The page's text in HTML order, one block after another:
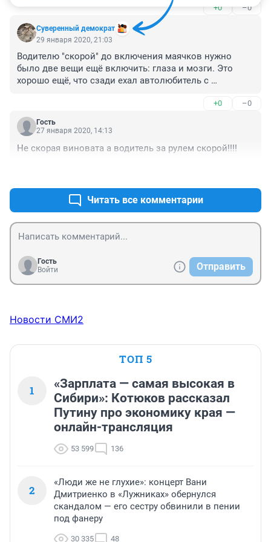
+0 –0
Суверенный демократ
29 января 2020, 21:03
Водителю "скорой" до включения маячков нужно
было две вещи ещё включить: глаза и мозги. Это
хорошо ещё, что сзади ехал автолюбитель с
адрес водителя грузовика, не пропустившего святую
"скорую", которая ехала спасать беременных
пенсионеров и ёжиков.
+0 –0
Гость
27 января 2020, 14:13
Не скорая виновата а водитель за рулем скорой!!!!
Читать все комментарии
Гость
Войти
Отправить
Новости СМИ2
ТОП 5
1
«Зарплата — самая высокая в
Сибири»: Котюков рассказал
Путину про экономику края —
онлайн-трансляция
53 599 136
2
«Люди же не глухие»: концерт Вани
Дмитриенко в «Лужниках» обернулся
скандалом — его сестру обвинили в пении
под фанеру
30 335 48